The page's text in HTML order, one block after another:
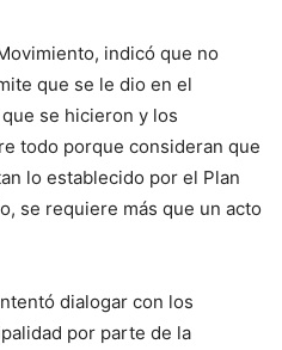
indicó que no
que se le dio en el
se hicieron y los
todo porque consideran que
lo establecido por el Plan
se requiere más que un acto
dialogar con los
por parte de la